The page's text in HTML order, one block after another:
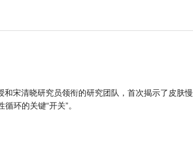
宋清晓研究员领衔的研究团队，首次揭示了皮肤
环的关键“开关”。